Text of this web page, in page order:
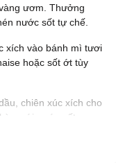
ươm. Thưởng
nước sốt tự chế.
xích vào bánh mì tươi
hoặc sốt ớt tùy
chiên xúc xích cho
với nước sốt ưa